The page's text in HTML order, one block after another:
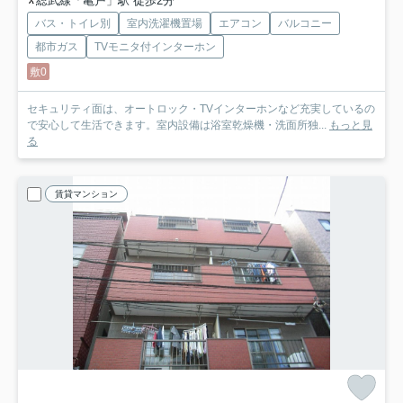
バス・トイレ別 室内洗濯機置場 エアコン
バルコニー
都市ガス
TVモニタ付インターホン
敷0
セキュリティ面は、オートロック・TVインターホンなど充実しているの
で安心して生活できます。室内設備は浴室乾燥機・洗面所独...
もっと見
る
賃貸マンション